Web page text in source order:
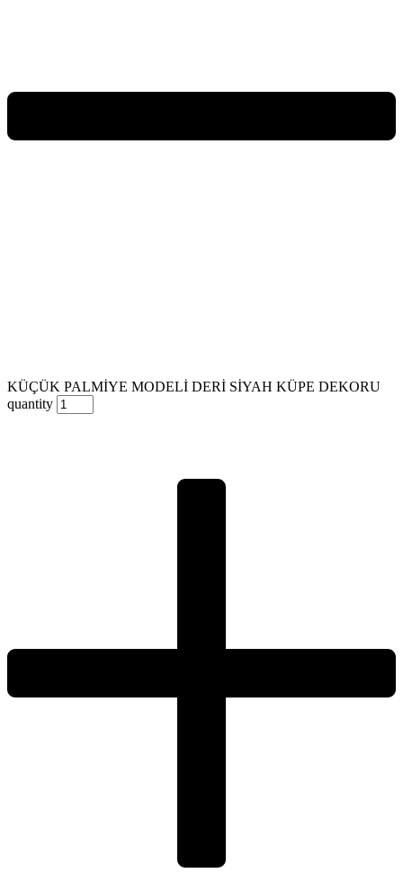
KÜÇÜK PALMİYE MODELİ DERİ SİYAH KÜPE DEKORU
quantity